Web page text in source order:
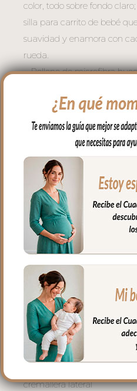
color, todo sobre fondo
silla para carrito de bebé
suavidad y enamora con
rueda.
– Relleno de microfibra
– Respaldo de rejilla 3D —
ventilación en la espalda
– Refuerzo en la zona de
tejido reciclado muy
– Doble cremallera lateral —
sin despertar al bebe. La
quitar entera y te queda la
usar como solo funda.
Existen muchos modelos de
mercado, por eso en
con cuatro modelos de sacos
Global, Universal, Recto y
cada mama puede elegir
adapte a su silla.
Además, cada modelo está
tres versiones:
cremallera lateral